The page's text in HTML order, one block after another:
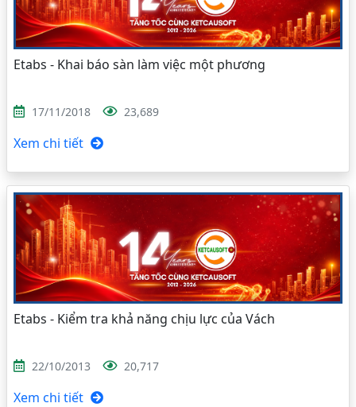
Etabs - Khai báo sàn làm việc một phương
17/11/2018 23,689
Xem chi tiết
Etabs - Kiểm tra khả năng chịu lực của Vách
22/10/2013 20,717
Xem chi tiết